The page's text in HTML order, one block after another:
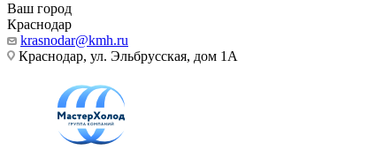
Ваш город
Краснодар
krasnodar@kmh.ru
Краснодар, ул. Эльбрусская, дом 1А